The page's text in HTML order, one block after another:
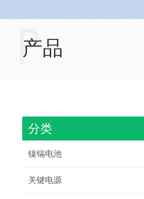
产品
P
分类
镍镉电池
关键电源